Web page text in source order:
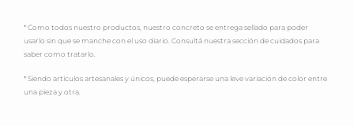
* Como todos nuestro productos, nuestro concreto se entrega sellado para poder
usarlo sin que se manche con el uso diario. Consultá nuestra sección de cuidados para
saber como tratarlo.
* Siendo artículos artesanales y únicos, puede esperarse una leve variación de color entre
una pieza y otra.